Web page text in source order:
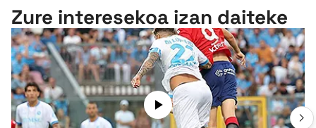
Zure interesekoa izan daiteke